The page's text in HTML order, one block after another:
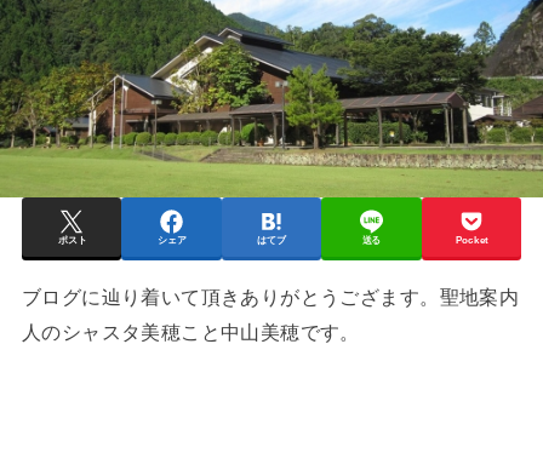
ポスト シェア はてブ 送る Pocket
ブログに辿り着いて頂きありがとうござます。聖地案内
人のシャスタ美穂こと中山美穂です。